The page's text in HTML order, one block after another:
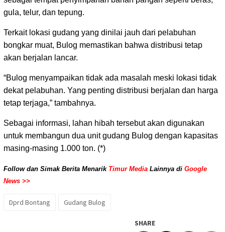
gula, telur, dan tepung.
Terkait lokasi gudang yang dinilai jauh dari pelabuhan
bongkar muat, Bulog memastikan bahwa distribusi tetap
akan berjalan lancar.
“Bulog menyampaikan tidak ada masalah meski lokasi tidak
dekat pelabuhan. Yang penting distribusi berjalan dan harga
tetap terjaga,” tambahnya.
Sebagai informasi, lahan hibah tersebut akan digunakan
untuk membangun dua unit gudang Bulog dengan kapasitas
masing-masing 1.000 ton. (*)
Follow dan Simak Berita Menarik Timur Media Lainnya di Google
News >>
Dprd Bontang Gudang Bulog
SHARE